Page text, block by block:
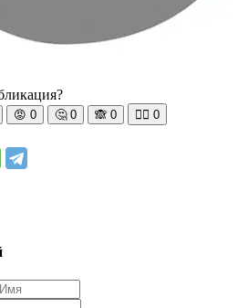
😡 0 🤔 0 🙈 0 🧘‍♀️ 0